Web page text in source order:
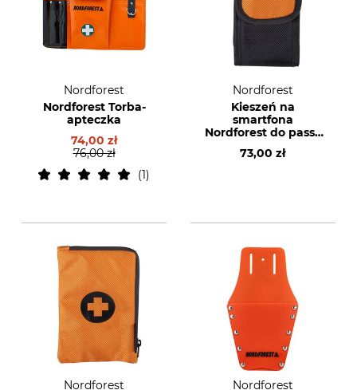
Nordforest
Nordforest Torba-
apteczka
74,00 zł
76,00 zł
1
Nordforest
Kieszeń na
smartfona
Nordforest do passa
leśniczego
73,00 zł
Nordforest Nordforest